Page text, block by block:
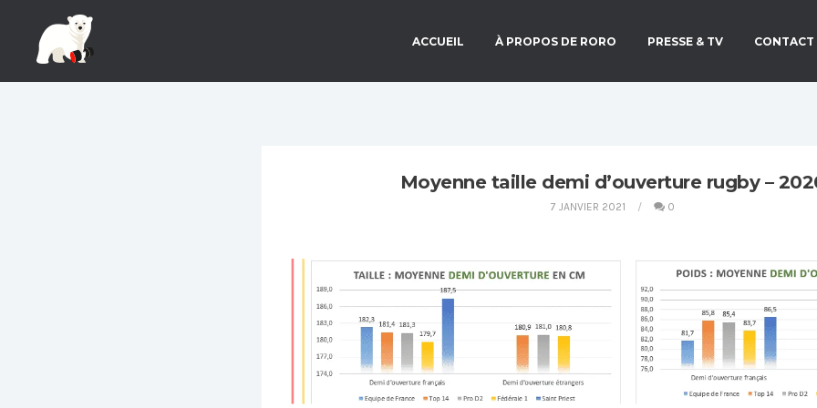
ACCUEIL À PROPOS DE RORO PRESSE & TV CONTACT
Moyenne taille demi d’ouverture rugby –
7 JANVIER 2021 0